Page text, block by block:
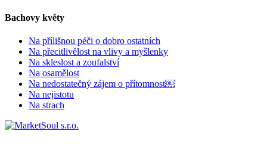
Bachovy květy
Na přílišnou péči o dobro ostatních
Na přecitlivělost na vlivy a myšlenky
Na skleslost a zoufalství
Na osamělost
Na nedostatečný zájem o přítomnost￼
Na nejistotu
Na strach